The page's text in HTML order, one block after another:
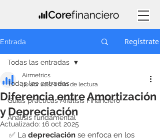
Entrada Regístrate
Todas las entradas
Guías prácticas Análisis Financiero
Análisis fundamental
Todas las entradas
Diferencia entre Amortización
y Depreciación
Airmetrics
30 abr 20221 min de lectura
Actualizado: 16 oct 2025
✅ La depreciación se enfoca en los